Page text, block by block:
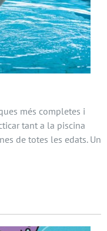
més completes i
tant a la piscina
de totes les edats. Un